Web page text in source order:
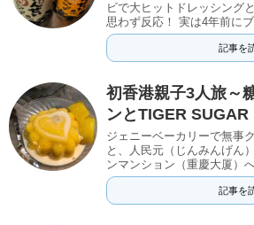
ビで大ヒットドレッシング
思わず反応！ 実は4年前にブ
記事を
初香港親子3人旅～
ンとTIGER SUGAR
ジェニーベーカリーで無事
と、人民元（じんみんげん
ンマンション（重慶大厦）
記事を